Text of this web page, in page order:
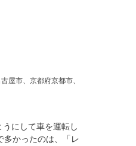
屋市、京都府京都市、
にして車を運転し
多かったのは、「レ